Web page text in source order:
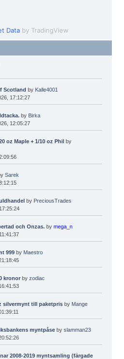
Data by TradingView
Scotland by Kalle4001
17:12:27
by Birka
12:05:27
oz Maple + 1/10 oz Phil by
Sarek
by PreciousTrades
och Onzas. bymega_n
999 by Maestro
kronorbyzodiac
silvermynt till paketpris by Mange
myntpåse byslamman23
2008-2019 myntsamling (färgade